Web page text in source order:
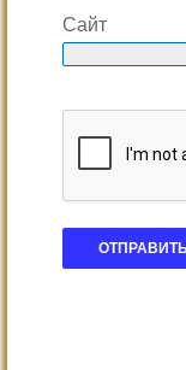
Сайт